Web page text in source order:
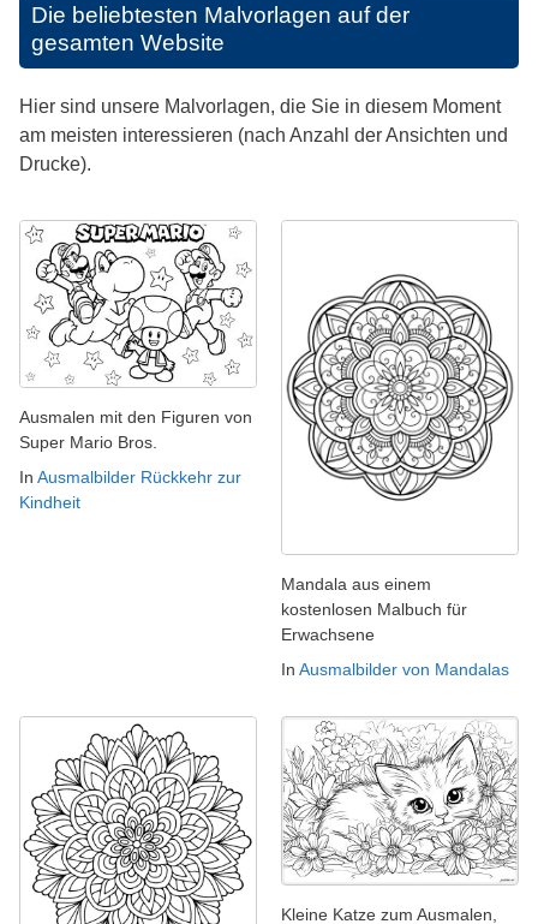
Die beliebtesten Malvorlagen auf der
gesamten Website
Hier sind unsere Malvorlagen, die Sie in diesem Moment
am meisten interessieren (nach Anzahl der Ansichten und
Drucke).
Ausmalen mit den Figuren von
Super Mario Bros.
In Ausmalbilder Rückkehr zur
Kindheit
Mandala aus einem
kostenlosen Malbuch für
Erwachsene
In Ausmalbilder von Mandalas
Kleine Katze zum Ausmalen,